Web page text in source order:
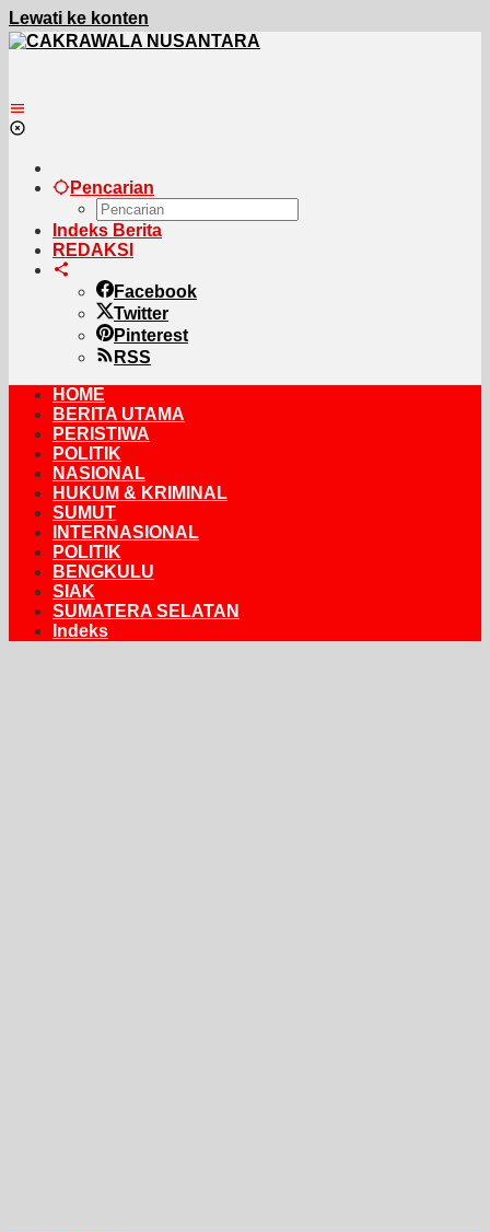
Lewati ke konten
Pencarian
Indeks Berita
REDAKSI
Facebook
Twitter
Pinterest
RSS
HOME
BERITA UTAMA
PERISTIWA
POLITIK
NASIONAL
HUKUM & KRIMINAL
SUMUT
INTERNASIONAL
POLITIK
BENGKULU
SIAK
SUMATERA SELATAN
Indeks